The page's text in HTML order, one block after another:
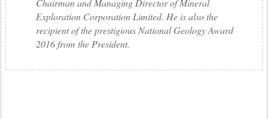
Chairman and Managing Director of Mineral
Exploration Corporation Limited. He is also the
recipient of the prestigious National Geology Award
2016 from the President.